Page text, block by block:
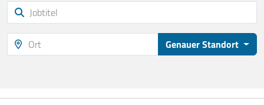
Genauer Standort